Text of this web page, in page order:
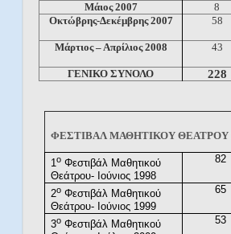
Μάιος 2007
8
Οκτώβρης-Δεκέμβρης 2007
58
Μάρτιος – Απρίλιος 2008 43
ΓΕΝΙΚΟ ΣΥΝΟΛΟ
228
ΦΕΣΤΙΒΑΛ ΜΑΘΗΤΙΚΟΥ ΘΕΑΤΡΟΥ
1ο Φεστιβάλ Μαθητικού
Θεάτρου- Ιούνιος 1998
82
2ο Φεστιβάλ Μαθητικού
Θεάτρου- Ιούνιος 1999
65
3ο Φεστιβάλ Μαθητικού
53